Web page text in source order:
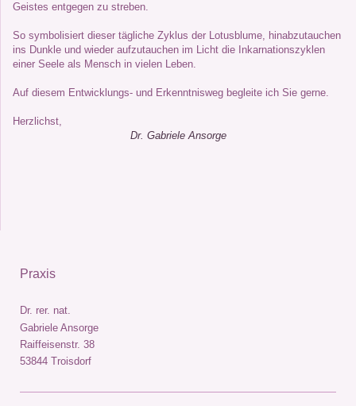
Geistes entgegen zu streben.
So symbolisiert dieser tägliche Zyklus der Lotusblume, hinabzutauchen
ins Dunkle und wieder aufzutauchen im Licht die Inkarnationszyklen
einer Seele als Mensch in vielen Leben.
Auf diesem Entwicklungs- und Erkenntnisweg begleite ich Sie gerne.
Herzlichst,
Dr. Gabriele Ansorge
Praxis
Dr. rer. nat.
Gabriele Ansorge
Raiffeisenstr. 38
53844 Troisdorf